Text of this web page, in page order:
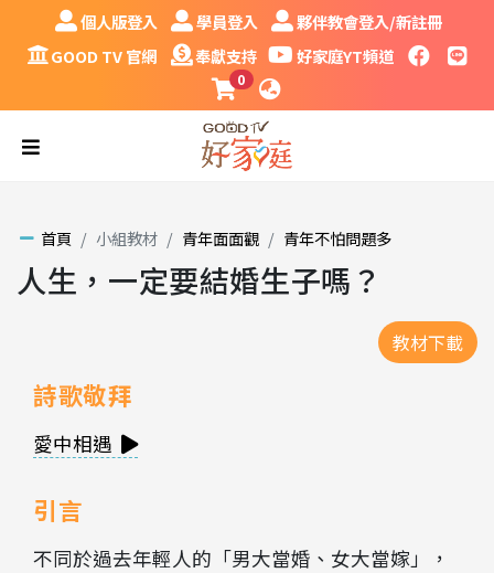
跳到主要內容區塊
個人版登入
個人版登入 學員登入
學員登入 夥伴教會登入/新註冊
夥伴教會登入/新註冊
GOOD TV 官網
GOOD TV 官網 奉獻支持
奉獻支持 好家庭YT頻道
好家庭YT頻道 facebook
LINE
課程購物車
0 語系
漢堡
首頁 小組教材 青年面面觀 青年不怕問題多
人生，一定要結婚生子嗎？
詩歌敬拜
愛中相遇
引言
不同於過去年輕人的「男大當婚、女大當嫁」，